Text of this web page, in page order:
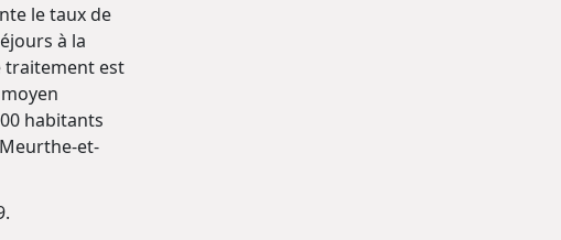
le taux de
à la
traitement est
habitants
et-